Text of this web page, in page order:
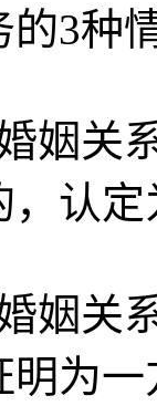
3种
姻关
认
关系
为